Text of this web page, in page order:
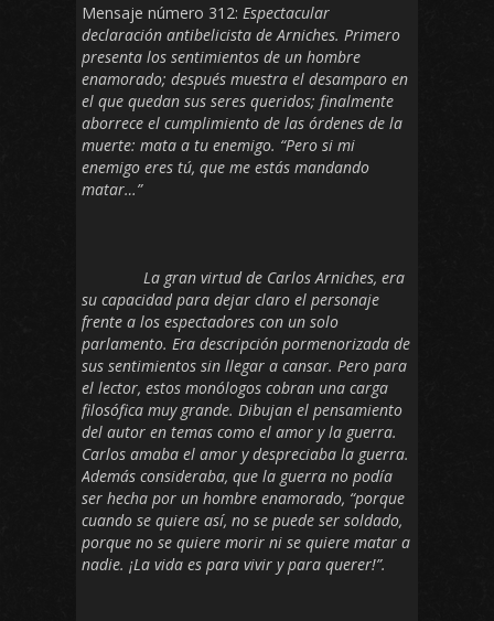
Mensaje número 312: Espectacular
declaración antibelicista de Arniches. Primero
presenta los sentimientos de un hombre
enamorado; después muestra el desamparo en
el que quedan sus seres queridos; finalmente
aborrece el cumplimiento de las órdenes de la
muerte: mata a tu enemigo. “Pero si mi
enemigo eres tú, que me estás mandando
matar…”
La gran virtud de Carlos Arniches, era
su capacidad para dejar claro el personaje
frente a los espectadores con un solo
parlamento. Era descripción pormenorizada de
sus sentimientos sin llegar a cansar. Pero para
el lector, estos monólogos cobran una carga
filosófica muy grande. Dibujan el pensamiento
del autor en temas como el amor y la guerra.
Carlos amaba el amor y despreciaba la guerra.
Además consideraba, que la guerra no podía
ser hecha por un hombre enamorado, “porque
cuando se quiere así, no se puede ser soldado,
porque no se quiere morir ni se quiere matar a
nadie. ¡La vida es para vivir y para querer!”.